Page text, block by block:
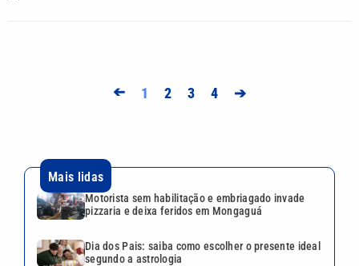
➔ 1 2 3 4 ➔
Mais lidas
Motorista sem habilitação e embriagado invade
pizzaria e deixa feridos em Mongaguá
Dia dos Pais: saiba como escolher o presente ideal
segundo a astrologia